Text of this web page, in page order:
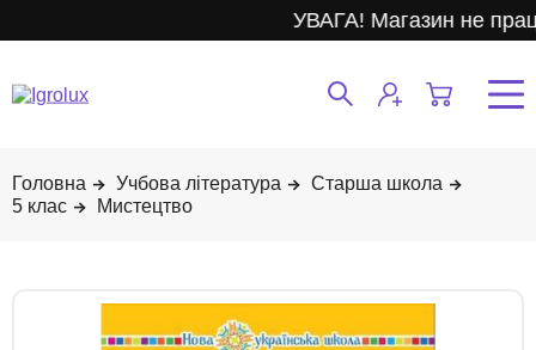
УВАГА! Магазин не
Учбова література
Старша школа
5 клас
Мистецтво